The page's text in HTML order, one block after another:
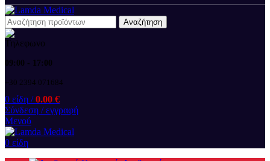
Αναζήτηση
09:00 - 17:00
+30 2394 071684
0 είδη / 0.00 €
Σύνδεση / εγγραφή
Μενού
0 είδη